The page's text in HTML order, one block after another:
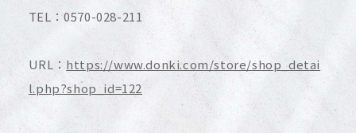
CONTACT
SHOP LIST
FAQ
TEL：0570-028-211
URL： https://www.donki.com/store/shop_detai
l.php?shop_id=122